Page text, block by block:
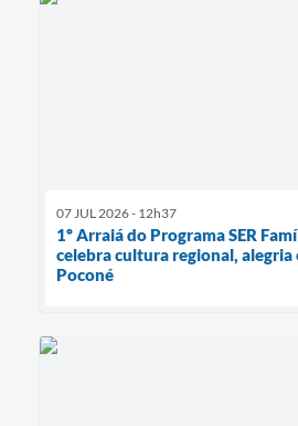
07 JUL 2026 - 12h37
1º Arraiá do Programa SER
celebra cultura regional, alegria
Poconé